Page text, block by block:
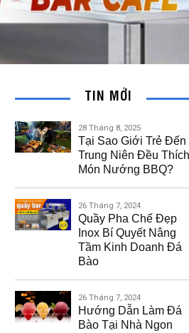
TIN MỚI
Tại Sao Giới Trẻ Đến
Trung Niên Đều Thích
Món Nướng BBQ?
28 Tháng 8, 2025
Quầy Pha Chế Đẹp
Inox Bí Quyết Nâng
Tầm Kinh Doanh Đá
Bào
26 Tháng 7, 2024
Hướng Dẫn Làm Đá
Bào Tại Nhà Ngon
26 Tháng 7, 2024